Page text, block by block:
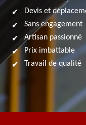
Devis et
Sans engagement
Artisan passionné
Prix imbattable
Travail de qualité